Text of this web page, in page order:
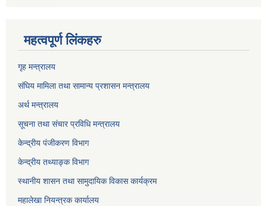
महत्वपूर्ण लिंकहरु
गृह मन्त्रालय
संघिय मामिला तथा सामान्य प्रशासन मन्त्रालय
अर्थ मन्त्रालय
सूचना तथा संचार प्रविधि मन्त्रालय
केन्द्रीय पंजीकरण विभाग
केन्द्रीय तथ्याङ्क विभाग
स्थानीय शासन तथा सामुदायिक विकास कार्यक्रम
महालेखा नियन्त्रक कार्यालय